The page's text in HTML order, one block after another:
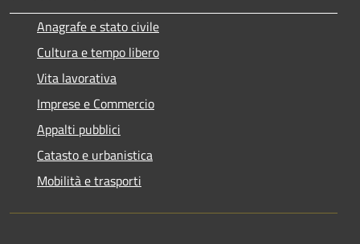
Anagrafe e stato civile
Cultura e tempo libero
Vita lavorativa
Imprese e Commercio
Appalti pubblici
Catasto e urbanistica
Mobilità e trasporti